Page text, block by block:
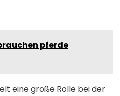
pferde
eine große Rolle bei der